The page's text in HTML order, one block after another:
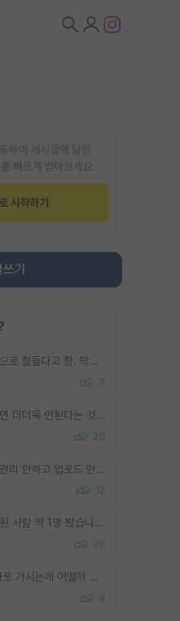
하여 게시글에 달린
빠르게 받아보세요
시작하기
기
ㅋㅋ 뭔 매년 역대급으로 힘들다고 함. 막상 보면 별로 변한건 없음.
7
그런 곳에 석사를 가면 더더욱 안된다는 것을 깨달으시면 된겁니다!
20
그냥 랩실 홈페이지 관리 안하고 업로드 안한거 아님?
12
서성한 박사로 교수 된 사람 딱 1명 봤습니다. 근데 지방대 박사로 교수된 거는 기적이 일어나야되요. 서성한 학부부터여도 빡센게 교수임용일텐데 지방대박사로 무슨 교수가 되나요...... 중소기업/중견기업 팀장급/연구소장급이나 될거 같네요.
20
옮기시려면 미국박사로 가시는게 어떨까 싶네요. 교수가 꿈이면 미국박사 하고 미국교수 까지 같이 노리시는게 기회가 많지 않을까요?
9